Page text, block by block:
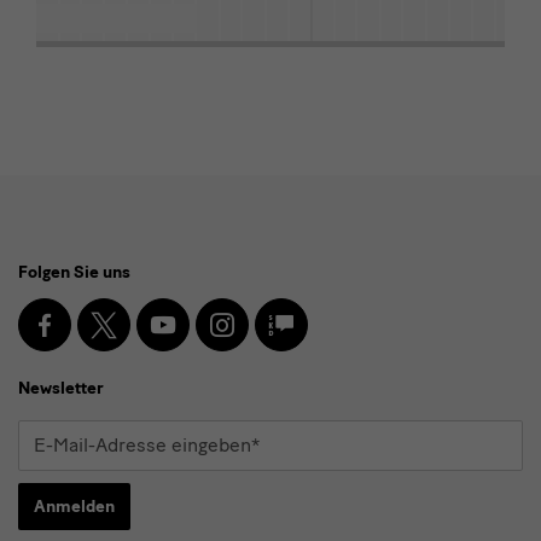
Media
und
Newsletter
Folgen Sie uns
Facebook
X YoutubeInstagramSKD
Blog
Newsletter
E-
Adresse
Anmelden